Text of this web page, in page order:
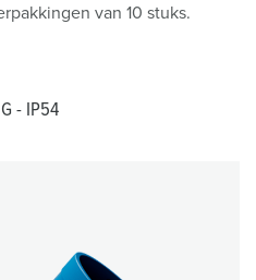
van 10 stuks.
- IP54